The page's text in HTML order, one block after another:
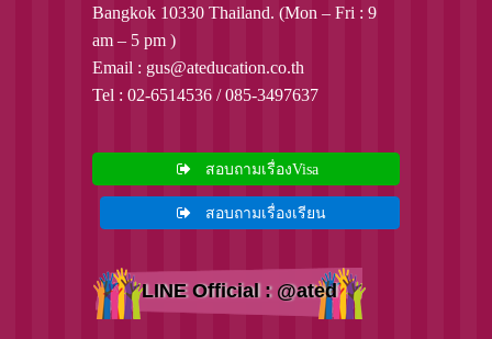
Bangkok 10330 Thailand. (Mon – Fri : 9
am – 5 pm )
Email : gus@ateducation.co.th
Tel : 02-6514536 / 085-3497637
สอบถามเรื่องVisa
สอบถามเรื่องเรียน
LINE Official : @ated